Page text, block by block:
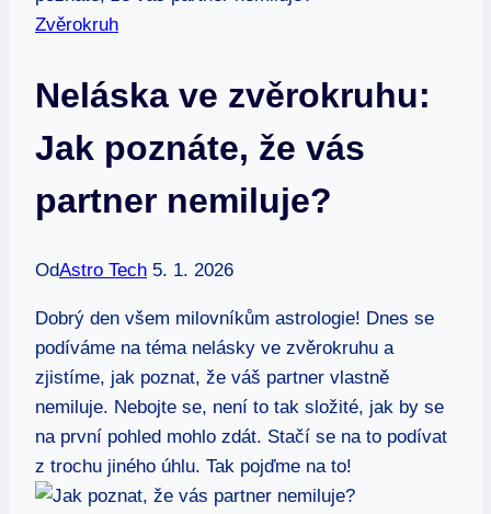
Zvěrokruh
Neláska ve zvěrokruhu:
Jak poznáte, že vás
partner nemiluje?
OdAstro Tech 5. 1. 2026
Dobrý den všem milovníkům astrologie! Dnes se
podíváme na téma nelásky ve zvěrokruhu a
zjistíme, jak poznat, že váš partner vlastně
nemiluje. Nebojte se, není to tak složité, jak by se
na první pohled mohlo zdát. Stačí se na to podívat
z trochu jiného úhlu. Tak pojďme na to!